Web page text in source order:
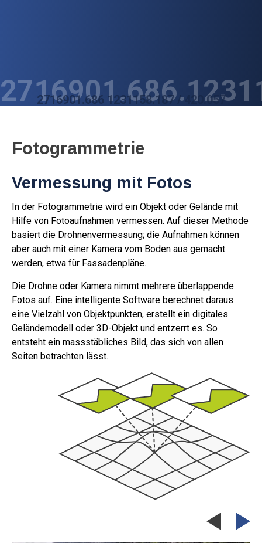
2716901.686 1231158.187 / 420.057
Fotogrammetrie
Vermessung mit Fotos
In der Fotogrammetrie wird ein Objekt oder Gelände mit
Hilfe von Fotoaufnahmen vermessen. Auf dieser Methode
basiert die Drohnenvermessung; die Aufnahmen können
aber auch mit einer Kamera vom Boden aus gemacht
werden, etwa für Fassadenpläne.
Die Drohne oder Kamera nimmt mehrere überlappende
Fotos auf. Eine intelligente Software berechnet daraus
eine Vielzahl von Objektpunkten, erstellt ein digitales
Geländemodell oder 3D-Objekt und entzerrt es. So
entsteht ein massstäbliches Bild, das sich von allen
Seiten betrachten lässt.
Previous